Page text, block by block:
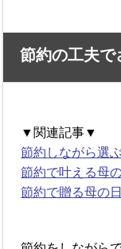
節約の工夫で
▼関連記事▼
節約しながら選
節約で叶える母
節約で贈る母の